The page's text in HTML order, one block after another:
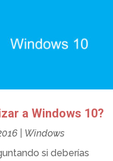
a Windows 10?
| Windows
si deberías